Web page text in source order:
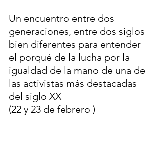
Un encuentro entre dos
generaciones, entre dos siglos
bien diferentes para entender
el porqué de la lucha por la
igualdad de la mano de una de
las activistas más destacadas
del siglo XX
(22 y 23 de febrero )